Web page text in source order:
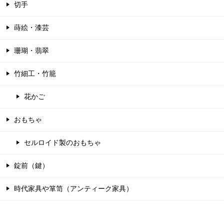
切手
蒔絵・漆芸
珊瑚・翡翠
竹細工・竹籠
花かご
おもちゃ
セルロイド製のおもちゃ
錠前（鍵）
時代家具や箪笥（アンティーク家具）